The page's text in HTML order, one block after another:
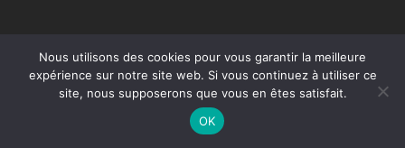
Nous utilisons des cookies pour vous garantir la meilleure
expérience sur notre site web. Si vous continuez à utiliser ce
site, nous supposerons que vous en êtes satisfait.
OK